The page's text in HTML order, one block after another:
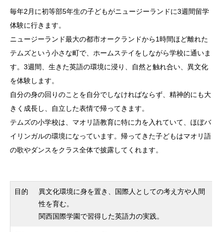
毎年2月に初等部5年生の子どもがニュージーランドに3週間留学
体験に行きます。
ニュージーランド最大の都市オークランドから1時間ほど離れた
テムズという小さな町で、ホームステイをしながら学校に通いま
す。3週間、生きた英語の環境に浸り、自然と触れ合い、異文化
を体験します。
自分の身の回りのことを自分でしなければならず、精神的にも大
きく成長し、自立した表情で帰ってきます。
テムズの小学校は、マオリ語教育に特に力を入れていて、ほぼバ
イリンガルの環境になっています。帰ってきた子どもはマオリ語
の歌やダンスをクラス全体で披露してくれます。
目的
異文化環境に身を置き、国際人としての考え方や人間
性を育む。
関西国際学園で習得した英語力の実践。